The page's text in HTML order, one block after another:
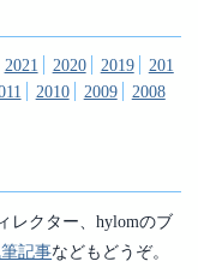
2021 2020 2019
201
2010 2009
2008
レクター、hylomのブ
記事などもどうぞ。